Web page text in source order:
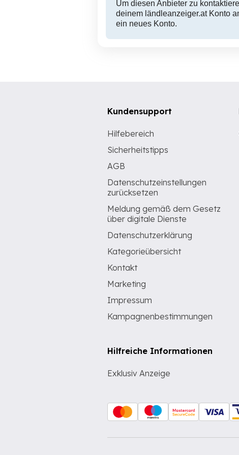
Um diesen Anbieter zu
deinem ländleanzeiger.at Konto
ein neues Konto.
Kundensupport
Hilfebereich
Sicherheitstipps
AGB
Datenschutzeinstellungen
zurücksetzen
Meldung gemäß dem Gesetz
über digitale Dienste
Datenschutzerklärung
Kategorieübersicht
Kontakt
Marketing
Impressum
Kampagnenbestimmungen
Hilfreiche Informationen
Exklusiv Anzeige